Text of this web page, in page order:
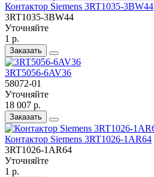
Контактор Siemens 3RT1035-3BW44
3RT1035-3BW44
Уточняйте
1 р.
Заказать
3RT5056-6AV36
58072-01
Уточняйте
18 007 р.
Заказать
Контактор Siemens 3RT1026-1AR64
3RT1026-1AR64
Уточняйте
1 р.